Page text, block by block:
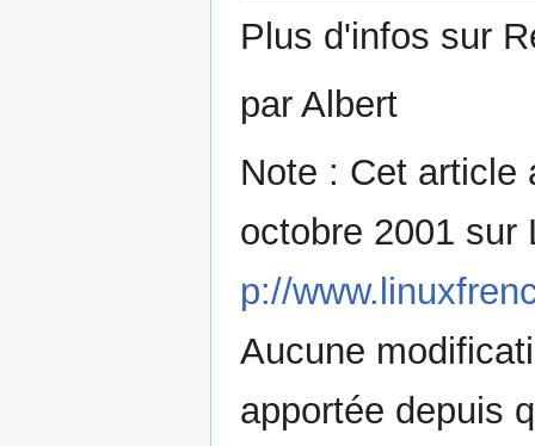
Plus d'infos sur
par Albert
Note : Cet article
octobre 2001
p://
Aucune
apportée depuis